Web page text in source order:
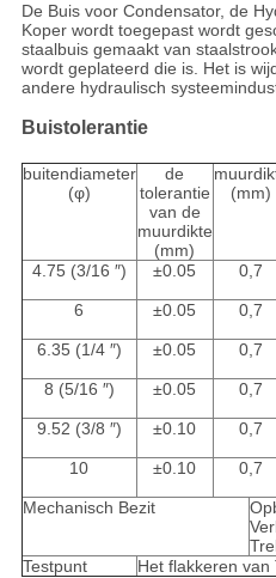
De Buis voor Condensator, de
Koper wordt toegepast wordt
staalbuis gemaakt van
wordt geplateerd die is. Het is
andere hydraulisch
Buistolerantie
buitendiameter
(φ)
de
tolerantie
van de
muurdikte
(mm)
(mm)
4.75 (3/16 ″) ±0.05 0,7
6 ±0.05 0,7
6.35 (1/4 ″) ±0.05 0,7
8 (5/16 ″) ±0.05 0,7
9.52 (3/8 ″) ±0.10 0,7
10 ±0.10 0,7
Mechanisch Bezit
Testpunt
Het flakkeren van